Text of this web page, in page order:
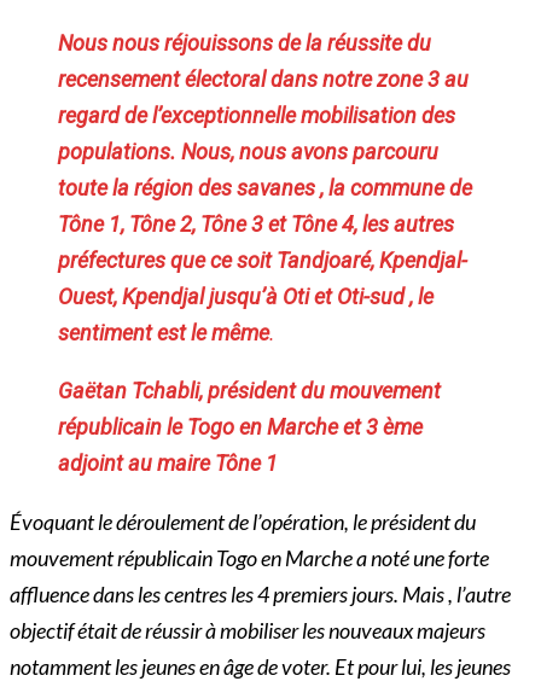
Nous nous réjouissons de la réussite du
recensement électoral dans notre zone 3 au
regard de l’exceptionnelle mobilisation des
populations. Nous, nous avons parcouru
toute la région des savanes , la commune de
Tône 1, Tône 2, Tône 3 et Tône 4, les autres
préfectures que ce soit Tandjoaré, Kpendjal-
Ouest, Kpendjal jusqu’à Oti et Oti-sud , le
sentiment est le même.
Gaëtan Tchabli, président du mouvement
républicain le Togo en Marche et 3 ème
adjoint au maire Tône 1
Évoquant le déroulement de l’opération, le président du
mouvement républicain Togo en Marche a noté une forte
affluence dans les centres les 4 premiers jours. Mais , l’autre
objectif était de réussir à mobiliser les nouveaux majeurs
notamment les jeunes en âge de voter. Et pour lui, les jeunes